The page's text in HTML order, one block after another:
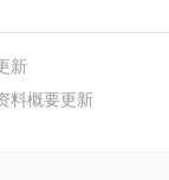
新
料概要更新